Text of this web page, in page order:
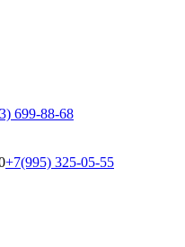
699-88-68
+7(995) 325-05-55